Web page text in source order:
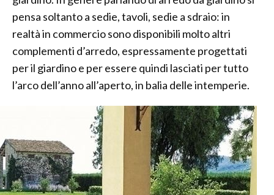
pensa soltanto a sedie, tavoli, sedie a sdraio: in
realtà in commercio sono disponibili molto altri
complementi d’arredo, espressamente progettati
per il giardino e per essere quindi lasciati per tutto
l’arco dell’anno all’aperto, in balia delle intemperie.